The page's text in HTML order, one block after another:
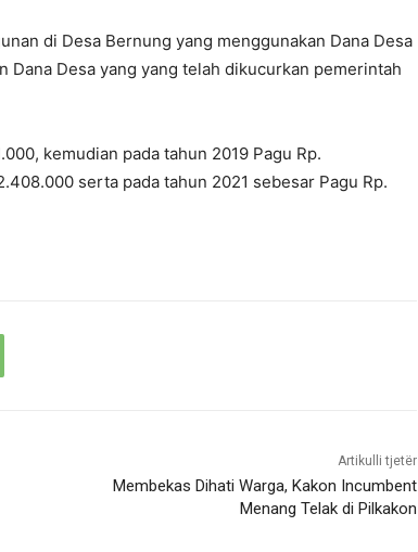
di Desa Bernung yang menggunakan Dana Desa
Dana Desa yang yang telah dikucurkan pemerintah
, kemudian pada tahun 2019 Pagu Rp.
serta pada tahun 2021 sebesar Pagu Rp.
Artikulli tjetër
Membekas Dihati Warga, Kakon Incumbent
Menang Telak di Pilkakon